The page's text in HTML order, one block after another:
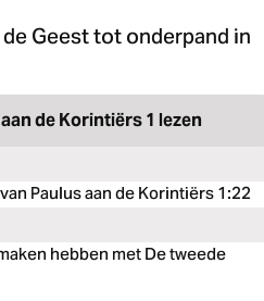
Geest tot onderpand in
de Korintiërs 1 lezen
Paulus aan de Korintiërs 1:22
hebben met De tweede